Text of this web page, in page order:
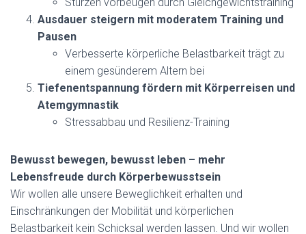
Ausdauer steigern mit moderatem Training und
Pausen
Verbesserte körperliche Belastbarkeit trägt zu
einem gesünderem Altern bei
Tiefenentspannung fördern mit Körperreisen und
Atemgymnastik
Stressabbau und Resilienz-Training
Bewusst bewegen, bewusst leben – mehr
Lebensfreude durch Körperbewusstsein
Wir wollen alle unsere Beweglichkeit erhalten und
Einschränkungen der Mobilität und körperlichen
Belastbarkeit kein Schicksal werden lassen. Und wir wollen